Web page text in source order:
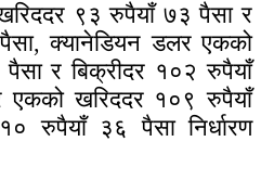
९३ रुपैयाँ ७३ पैसा र
क्यानेडियन डलर एकको
र बिक्रीदर १०२ रुपैयाँ
एकको खरिददर १०९ रुपैयाँ
रुपैयाँ ३६ पैसा निर्धारण